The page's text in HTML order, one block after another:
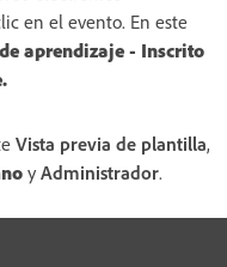
en el evento. En este
aprendizaje - Inscrito
Vista previa de plantilla,
y Administrador.